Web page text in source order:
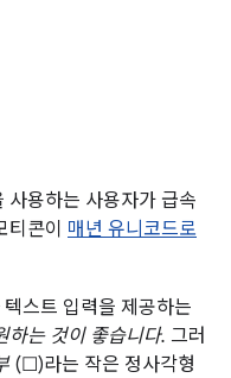
사용하는 사용자가 급속
콘이 매년 유니코드로
스트 입력을 제공하는
하는 것이 좋습니다. 그러
(☐)라는 작은 정사각형